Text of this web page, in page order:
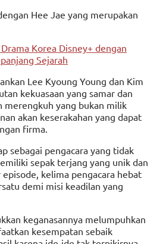
Hee Jae yang merupakan
Korea Disney+ dengan
Sejarah
Lee Kyoung Young dan Kim
kekuasaan yang samar dan
merengkuh yang bukan milik
akan keserakahan yang dapat
firma.
sebagai pengacara yang tidak
sepak terjang yang unik dan
kelima pengacara hebat
demi misi keadilan yang
keganasannya melumpuhkan
kesempatan sebaik